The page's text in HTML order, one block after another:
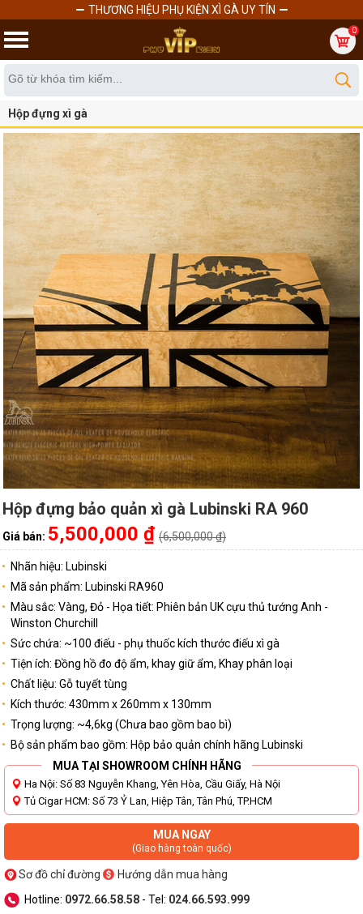
0
Hộp đựng xì gà
Hộp đựng bảo quản xì gà Lubinski RA 960
Giá bán: 5,500,000 ₫ (6,500,000 ₫)
Nhãn hiệu: Lubinski
Mã sản phẩm: Lubinski RA960
Màu sắc: Vàng, Đỏ - Họa tiết: Phiên bản UK cựu thủ tướng Anh -
Winston Churchill
Sức chứa: ~100 điếu - phụ thuốc kích thước điếu xì gà
Tiện ích: Đồng hồ đo độ ẩm, khay giữ ẩm, Khay phân loại
Chất liệu: Gỗ tuyết tùng
Kích thước: 430mm x 260mm x 130mm
Trọng lượng: ~4,6kg (Chưa bao gồm bao bì)
Bộ sản phẩm bao gồm: Hộp bảo quản chính hãng Lubinski
MUA TẠI SHOWROOM CHÍNH HÃNG
Ha Nội: Số 83 Nguyễn Khang, Yên Hòa, Cầu Giấy, Hà Nội
Tủ Cigar HCM: Số 73 Ỷ Lan, Hiệp Tân, Tân Phú, TP.HCM
MUA NGAY
(Giao hàng toàn quốc)
Sơ đồ chỉ đường
Hướng dẫn mua hàng
Hotline: 0972.66.58.58 - Tel: 024.66.593.999
THƯƠNG HIỆU PHỤ KIỆN XÌ GÀ UY TÍN